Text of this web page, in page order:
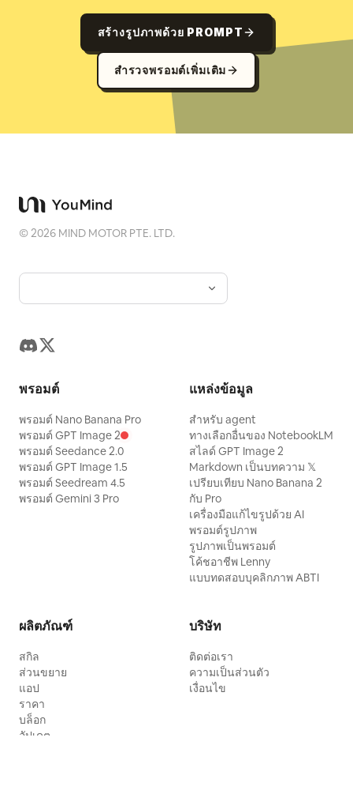
สร้างรูปภาพด้วย PROMPT
สำรวจพรอมต์เพิ่มเติม
©2026 MIND MOTOR PTE. LTD.
พรอมต์
พรอมต์ Nano Banana Pro
พรอมต์ GPT Image 2
พรอมต์ Seedance 2.0
พรอมต์ GPT Image 1.5
พรอมต์ Seedream 4.5
พรอมต์ Gemini 3 Pro
แหล่งข้อมูล
สำหรับ agent
ทางเลือกอื่นของ NotebookLM
สไลด์ GPT Image 2
Markdown เป็นบทความ 𝕏
เปรียบเทียบ Nano Banana 2
กับ Pro
เครื่องมือแก้ไขรูปด้วย AI
พรอมต์รูปภาพ
รูปภาพเป็นพรอมต์
โค้ชอาชีพ Lenny
แบบทดสอบบุคลิกภาพ ABTI
ผลิตภัณฑ์
สกิล
ส่วนขยาย
แอป
ราคา
บล็อก
อัปเดต
บริษัท
ติดต่อเรา
ความเป็นส่วนตัว
เงื่อนไข